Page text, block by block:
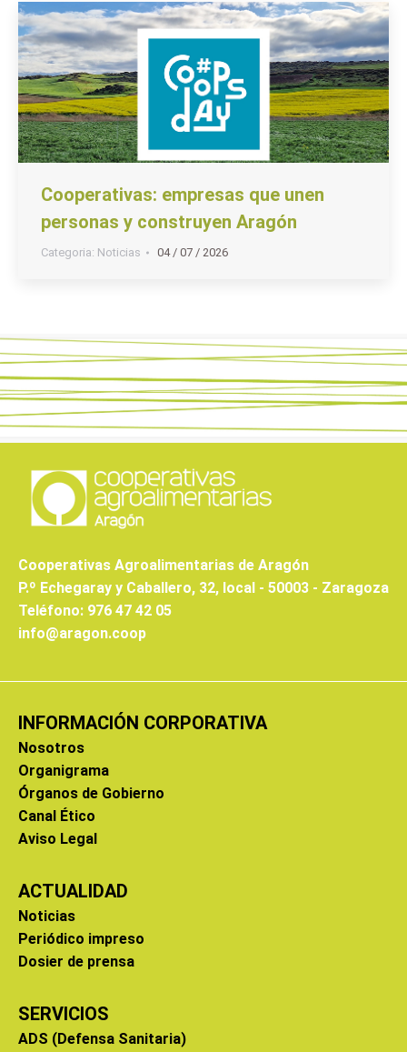
Cooperativas: empresas que unen
personas y construyen Aragón
Categoria: Noticias 04 / 07 / 2026
Cooperativas Agroalimentarias de Aragón
P.º Echegaray y Caballero, 32, local - 50003 - Zaragoza
Teléfono: 976 47 42 05
info@aragon.coop
INFORMACIÓN CORPORATIVA
Nosotros
Organigrama
Órganos de Gobierno
Canal Ético
Aviso Legal
ACTUALIDAD
Noticias
Periódico impreso
Dosier de prensa
SERVICIOS
ADS (Defensa Sanitaria)